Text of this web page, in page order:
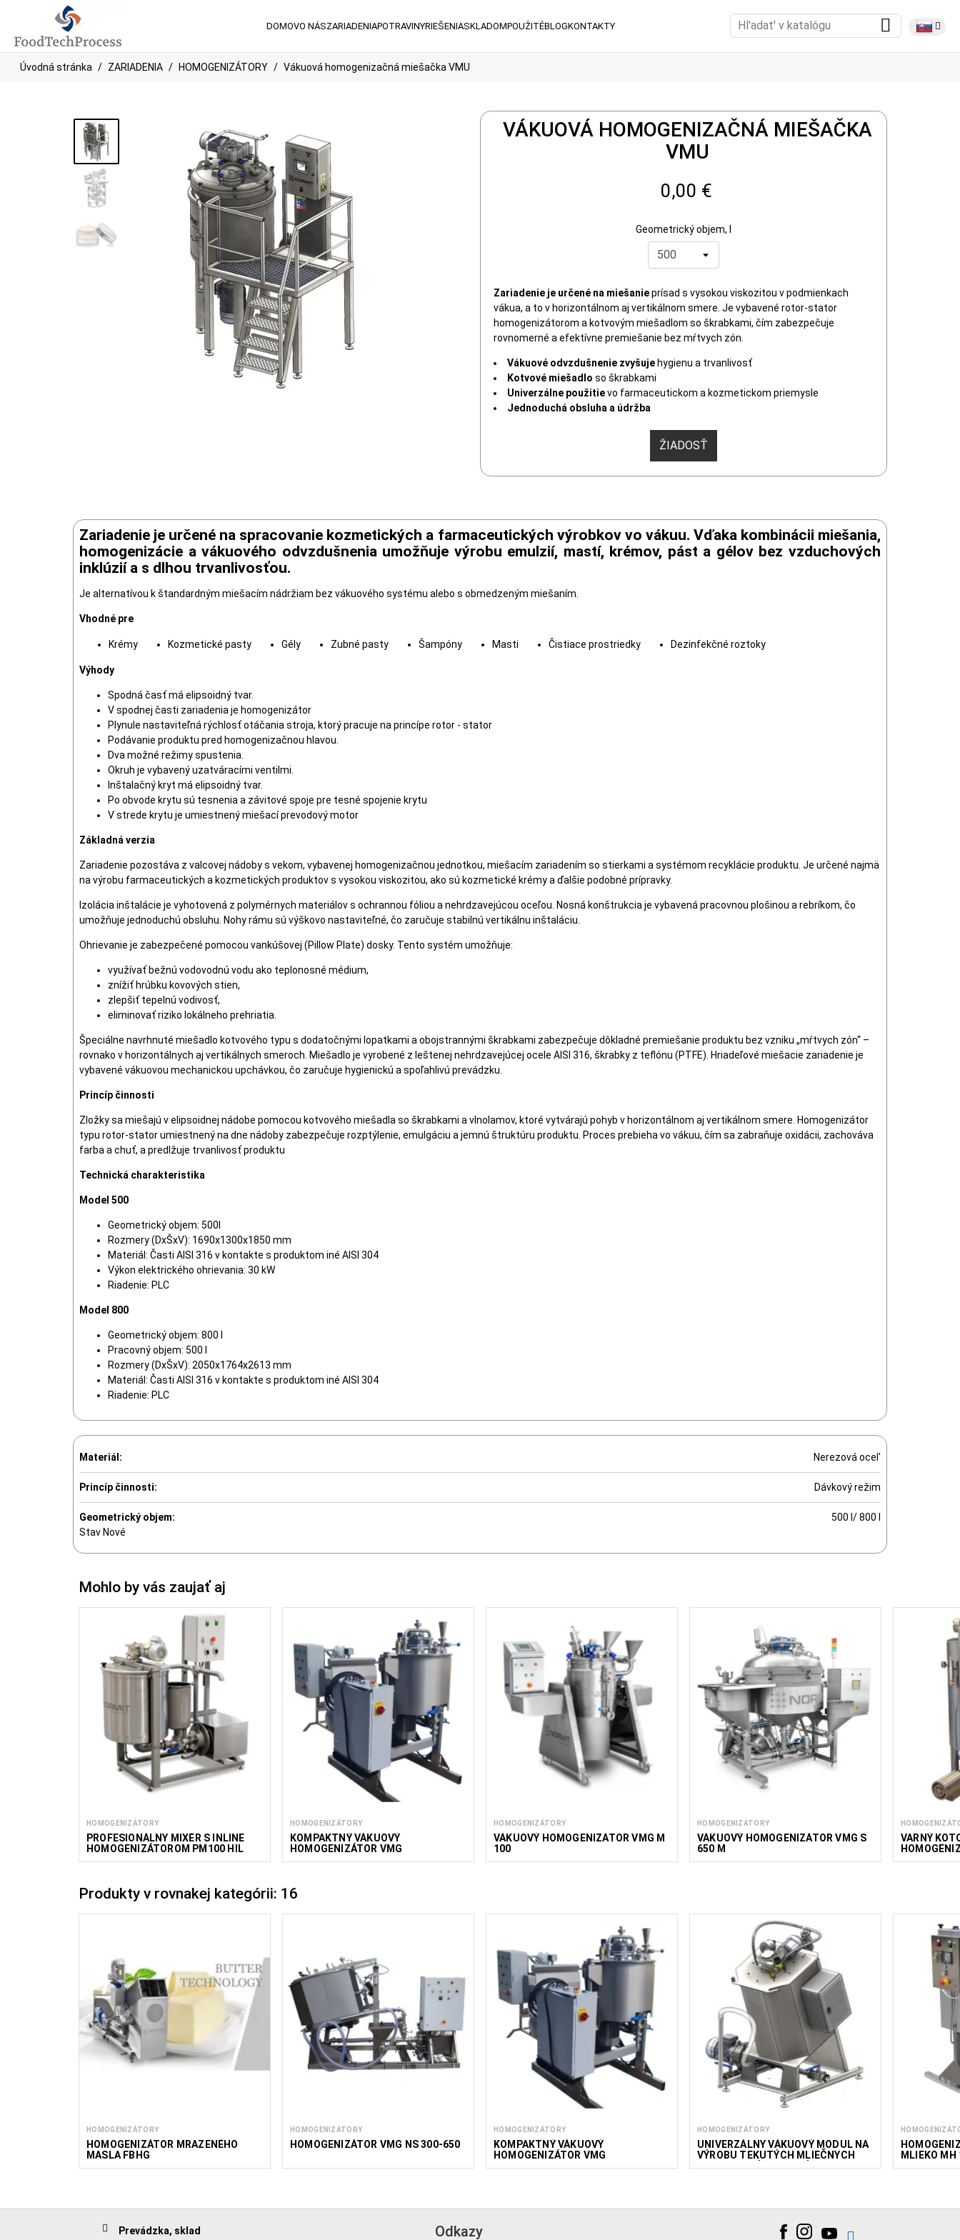
DOMOVO NÁSZARIADENIAPOTRAVINYRIEŠENIASKLADOMPOUŽITÉBLOGKONTAKTY
Úvodná stránka ZARIADENIA HOMOGENIZÁTORY Vákuová homogenizačná miešačka VMU
VÁKUOVÁ HOMOGENIZAČNÁ MIEŠAČKA
VMU
0,00 €
Geometrický objem, l
Zariadenie je určené na miešanieprísad s vysokou viskozitou v podmienkach
vákua, a to v horizontálnom aj vertikálnom smere. Je vybavené rotor-stator
homogenizátorom a kotvovým miešadlom so škrabkami, čím zabezpečuje
rovnomerné a efektívne premiešanie bez mŕtvych zón.
Vákuové odvzdušnenie zvyšuje hygienu a trvanlivosť
Kotvové miešadlo so škrabkami
Univerzálne použitievo farmaceutickom a kozmetickom priemysle
Jednoduchá obsluha a údržba
ŽIADOSŤ
Zariadenie je určené na spracovanie kozmetických a farmaceutických výrobkov vo vákuu. Vďaka kombinácii miešania,
homogenizácie a vákuového odvzdušnenia umožňuje výrobu emulzií, mastí, krémov, pást a gélov bez vzduchových
inklúzií a s dlhou trvanlivosťou.
Je alternatívou k štandardným miešacím nádržiam bez vákuového systému alebo s obmedzeným miešaním.
Vhodné pre
Krémy Kozmetické pasty Gély Zubné pasty Šampóny Masti Čistiace prostriedky Dezinfekčné roztoky
Výhody
Spodná časť má elipsoidný tvar.
V spodnej časti zariadenia je homogenizátor
Plynule nastaviteľná rýchlosť otáčania stroja, ktorý pracuje na princípe rotor - stator
Podávanie produktu pred homogenizačnou hlavou.
Dva možné režimy spustenia.
Okruh je vybavený uzatváracími ventilmi.
Inštalačný kryt má elipsoidný tvar.
Po obvode krytu sú tesnenia a závitové spoje pre tesné spojenie krytu
V strede krytu je umiestnený miešací prevodový motor
Základná verzia
Zariadenie pozostáva z valcovej nádoby s vekom, vybavenej homogenizačnou jednotkou, miešacím zariadením so stierkami a systémom recyklácie produktu. Je určené najmä
na výrobu farmaceutických a kozmetických produktov s vysokou viskozitou, ako sú kozmetické krémy a ďalšie podobné prípravky.
Izolácia inštalácie je vyhotovená z polymérnych materiálov s ochrannou fóliou a nehrdzavejúcou oceľou. Nosná konštrukcia je vybavená pracovnou plošinou a rebríkom, čo
umožňuje jednoduchú obsluhu. Nohy rámu sú výškovo nastaviteľné, čo zaručuje stabilnú vertikálnu inštaláciu.
Ohrievanie je zabezpečené pomocou vankúšovej (Pillow Plate) dosky. Tento systém umožňuje:
využívať bežnú vodovodnú vodu ako teplonosné médium,
znížiť hrúbku kovových stien,
zlepšiť tepelnú vodivosť,
eliminovať riziko lokálneho prehriatia.
Špeciálne navrhnuté miešadlo kotvového typu s dodatočnými lopatkami a obojstrannými škrabkami zabezpečuje dôkladné premiešanie produktu bez vzniku „mŕtvych zón“ –
rovnako v horizontálnych aj vertikálnych smeroch. Miešadlo je vyrobené z leštenej nehrdzavejúcej ocele AISI 316, škrabky z teflónu (PTFE). Hriadeľové miešacie zariadenie je
vybavené vákuovou mechanickou upchávkou, čo zaručuje hygienickú a spoľahlivú prevádzku.
Princíp činnosti
Zložky sa miešajú v elipsoidnej nádobe pomocou kotvového miešadla so škrabkami a vlnolamov, ktoré vytvárajú pohyb v horizontálnom aj vertikálnom smere. Homogenizátor
typu rotor-stator umiestnený na dne nádoby zabezpečuje rozptýlenie, emulgáciu a jemnú štruktúru produktu. Proces prebieha vo vákuu, čím sa zabraňuje oxidácii, zachováva
farba a chuť, a predlžuje trvanlivosť produktu
Technická charakteristika
Model 500
Geometrický objem: 500l
Rozmery (DxŠxV): 1690x1300x1850 mm
Materiál: Časti AISI 316 v kontakte s produktom iné AISI 304
Výkon elektrického ohrievania: 30 kW
Riadenie: PLC
Model 800
Geometrický objem: 800 l
Pracovný objem: 500 l
Rozmery (DxŠxV): 2050x1764x2613 mm
Materiál: Časti AISI 316 v kontakte s produktom iné AISI 304
Riadenie: PLC
Materiál: Nerezová ocel'
Princíp činnosti: Dávkový režim
Geometrický objem:
500 l/ 800 l
Stav Nové
Mohlo by vás zaujať aj
HOMOGENIZÁTORY
PROFESIONÁLNY MIXÉR S INLINE
HOMOGENIZÁTOROM PM100 HIL
HOMOGENIZÁTORY
KOMPAKTNÝ VÁKUOVÝ
HOMOGENIZÁTOR VMG
HOMOGENIZÁTORY
VÁKUOVÝ HOMOGENIZÁTOR VMG M
100
HOMOGENIZÁTORY
VÁKUOVÝ HOMOGENIZÁTOR VMG S
650 M
VARNÝ
Produkty v rovnakej kategórii: 16
HOMOGENIZÁTORY
HOMOGENIZÁTOR MRAZENÉHO
MASLA FBHG
HOMOGENIZÁTORY
HOMOGENIZÁTOR VMG NS 300-650
HOMOGENIZÁTORY
KOMPAKTNÝ VÁKUOVÝ
HOMOGENIZÁTOR VMG
HOMOGENIZÁTORY
UNIVERZÁLNY VÁKUOVÝ MODUL NA
VÝROBU TEKUTÝCH MLIEČNYCH
ZMRZLINOVÝCH ZMESÍ 100
MLIEKO
Prevádzka, sklad Odkazy